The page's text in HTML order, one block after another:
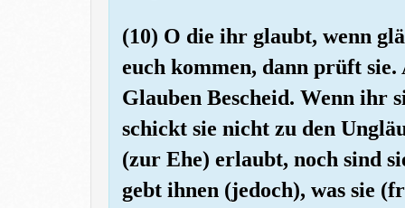
(10) O die ihr glaubt, wenn
euch kommen, dann prüft
Glauben Bescheid. Wenn ihr
schickt sie nicht zu den
(zur Ehe) erlaubt, noch sind
gebt ihnen (jedoch), was sie